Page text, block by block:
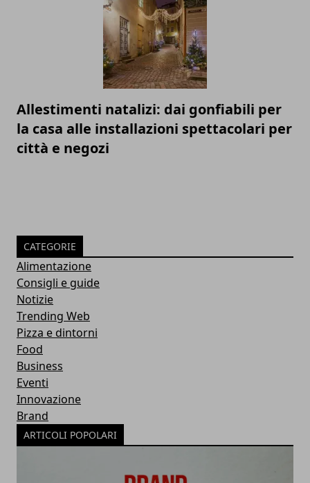
Allestimenti natalizi: dai gonfiabili per
la casa alle installazioni spettacolari per
città e negozi
CATEGORIE
Alimentazione
Consigli e guide
Notizie
Trending Web
Pizza e dintorni
Food
Business
Eventi
Innovazione
Brand
ARTICOLI POPOLARI